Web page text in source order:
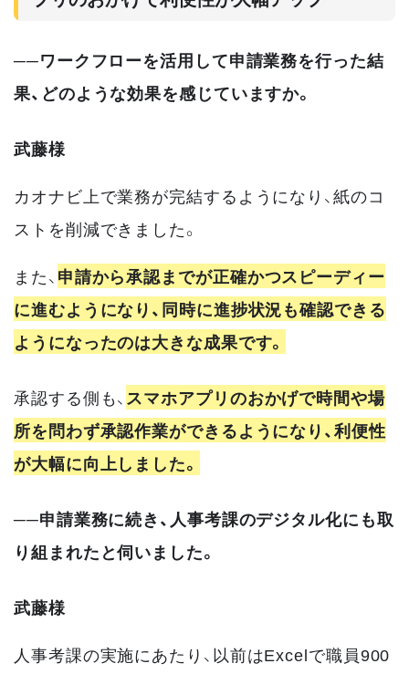
──ワークフローを活用して申請業務を行った結
果、どのような効果を感じていますか。
武藤様
カオナビ上で業務が完結するようになり、紙のコ
ストを削減できました。
また、申請から承認までが正確かつスピーディー
に進むようになり、同時に進捗状況も確認できる
ようになったのは大きな成果です。
承認する側も、スマホアプリのおかげで時間や場
所を問わず承認作業ができるようになり、利便性
が大幅に向上しました。
──申請業務に続き、人事考課のデジタル化にも取
り組まれたと伺いました。
武藤様
人事考課の実施にあたり、以前はExcelで職員900